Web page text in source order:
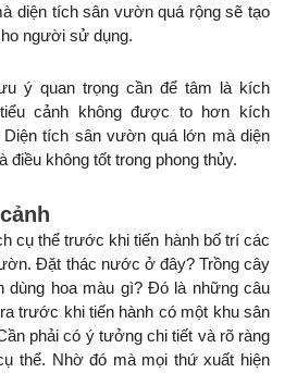
diện tích sân vườn quá rộng sẽ tạo
người sử dụng.
ý quan trọng cần để tâm là kích
cảnh không được to hơn kích
tích sân vườn quá lớn mà diện
điều không tốt trong phong thủy.
cụ thể trước khi tiến hành bố trí các
Đặt thác nước ở đây? Trồng cây
dùng hoa màu gì? Đó là những câu
trước khi tiến hành có một khu sân
phải có ý tưởng chi tiết và rõ ràng
thể. Nhờ đó mà mọi thứ xuất hiện